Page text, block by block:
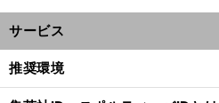
サービス
推奨環境